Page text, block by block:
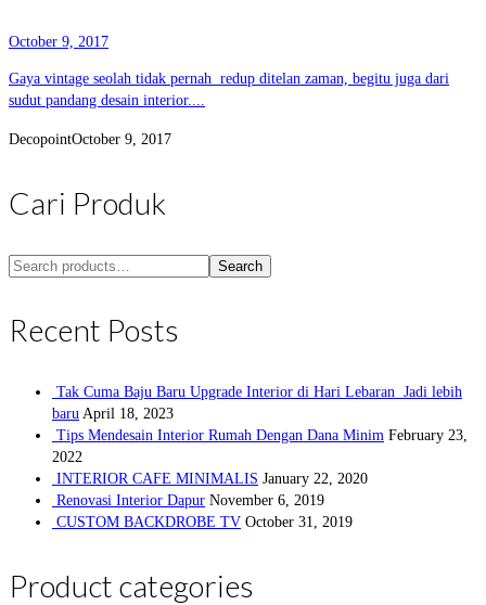
October 9, 2017
Gaya vintage seolah tidak pernah redup ditelan zaman, begitu juga dari
sudut pandang desain interior....
DecopointOctober 9, 2017
Cari Produk
Search
Search
Recent Posts
Tak Cuma Baju Baru Upgrade Interior di Hari Lebaran Jadi lebih
baru April 18, 2023
Tips Mendesain Interior Rumah Dengan Dana Minim February 23,
2022
INTERIOR CAFE MINIMALIS January 22, 2020
Renovasi Interior Dapur November 6, 2019
CUSTOM BACKDROBE TV October 31, 2019
Product categories